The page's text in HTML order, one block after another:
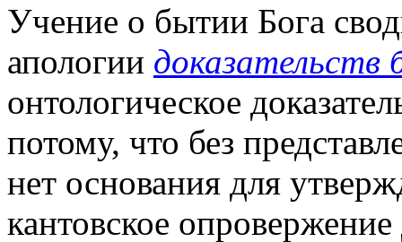
Учение о бытии Бога
апологии
онтологическое
потому, что без
нет основания для
кантовское опровержение